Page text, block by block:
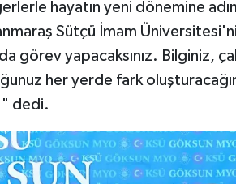
hayatın yeni dönemine
Sütçü İmam
görev yapacaksınız. Bilginiz,
her yerde fark
dedi.